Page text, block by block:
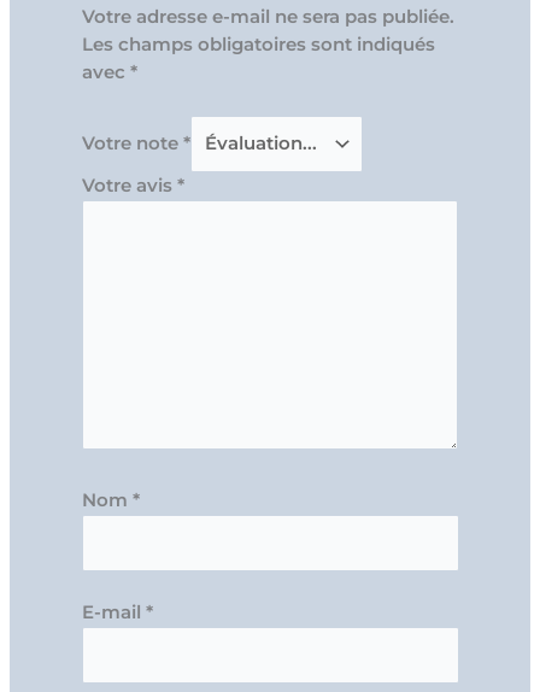
Votre adresse e-mail ne sera pas publiée.
Les champs obligatoires sont indiqués
avec*
Votre note*
Votre avis*
Nom*
E-mail*